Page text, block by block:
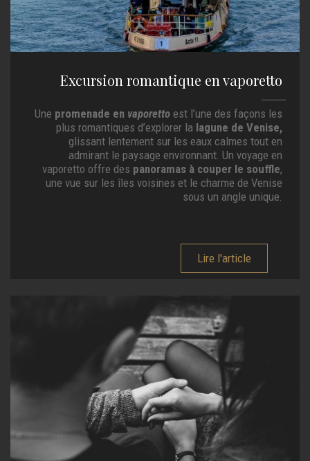
Excursion romantique en vaporetto
Une promenade en vaporetto est l’une des façons les
plus romantiques d’explorer la lagune de Venise,
glissant lentement sur les eaux calmes tout en
admirant le paysage environnant. Un voyage en
vaporetto offre des panoramas à couper le souffle,
une vue sur les îles voisines et le charme de Venise
sous un angle unique.
Lire l'article